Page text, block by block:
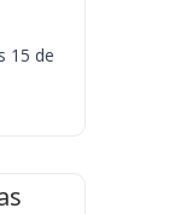
15 de